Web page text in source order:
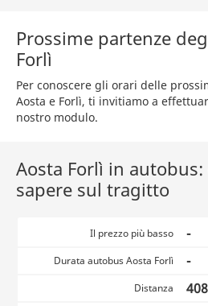
Prossime partenze
Forlì
Per conoscere gli orari delle
Aosta e Forlì, ti invitiamo a
nostro modulo.
Aosta Forlì in
sapere sul tragitto
Il prezzo più basso -
Durata autobus Aosta Forlì -
Distanza